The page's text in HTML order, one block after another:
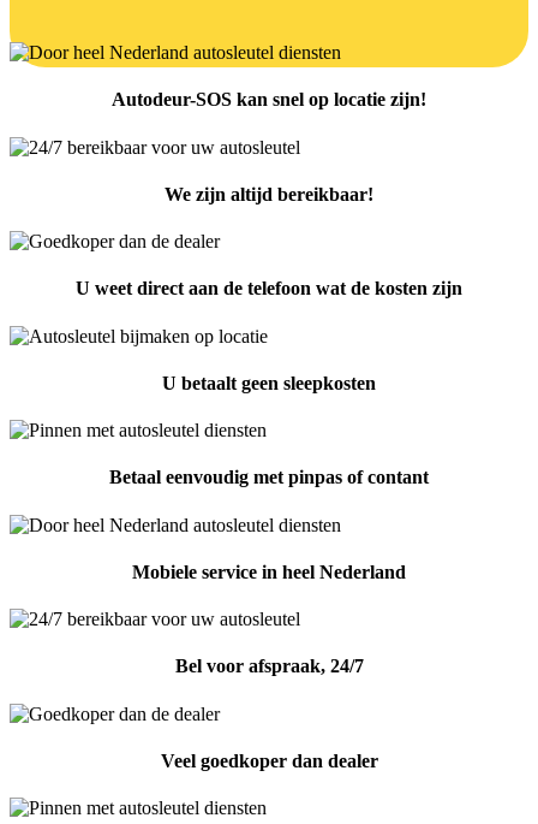
Autodeur-SOS kan snel op locatie zijn!
We zijn altijd bereikbaar!
U weet direct aan de telefoon wat de kosten zijn
U betaalt geen sleepkosten
Betaal eenvoudig met pinpas of contant
Mobiele service in heel Nederland
Bel voor afspraak, 24/7
Veel goedkoper dan dealer